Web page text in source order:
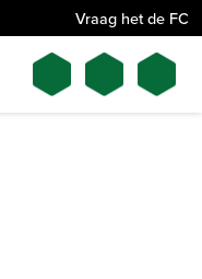
Vraag het de FC